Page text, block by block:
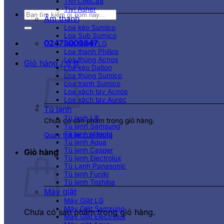
Tìm
kiếm:
02473003847
Giỏ hàng /0₫
Chưa có sản phẩm trong giỏ hàng.
Quay trở lại cửa hàng
Giỏ hàng
Chưa có sản phẩm trong giỏ hàng.
Tivi Asher
Âm thanh
Loa kéo Sumico
Loa Sub Sumico
Loa thanh LG
Loa thanh Philips
Loa thùng Acnos
Loa kéo Dalton
Loa thùng Sumico
Loa tranh Sumico
Loa xách tay Acnos
Loa xách tay Aurec
Tủ lạnh
Tủ lạnh LG
Tủ lạnh Samsung
Tủ lạnh Hitachi
Tủ lạnh Aqua
Tủ lạnh Casper
Tủ lạnh Electrolux
Tủ Lạnh Panasonic
Tủ lạnh Funiki
Tủ lạnh Toshiba
Máy giặt
Máy Giặt LG
Máy Giặt Samsung
Máy Giặt Electrolux